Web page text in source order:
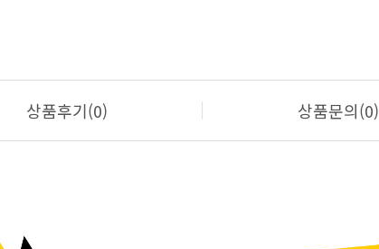
상품후기(0) 상품문의(0)